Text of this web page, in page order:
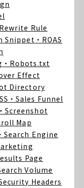
Rewrite Rule
Snippet ・ROAS
・Robots.txt
Effect
Directory
・Sales Funnel
・Screenshot
Map
Search Engine
Page
Volume
Headers